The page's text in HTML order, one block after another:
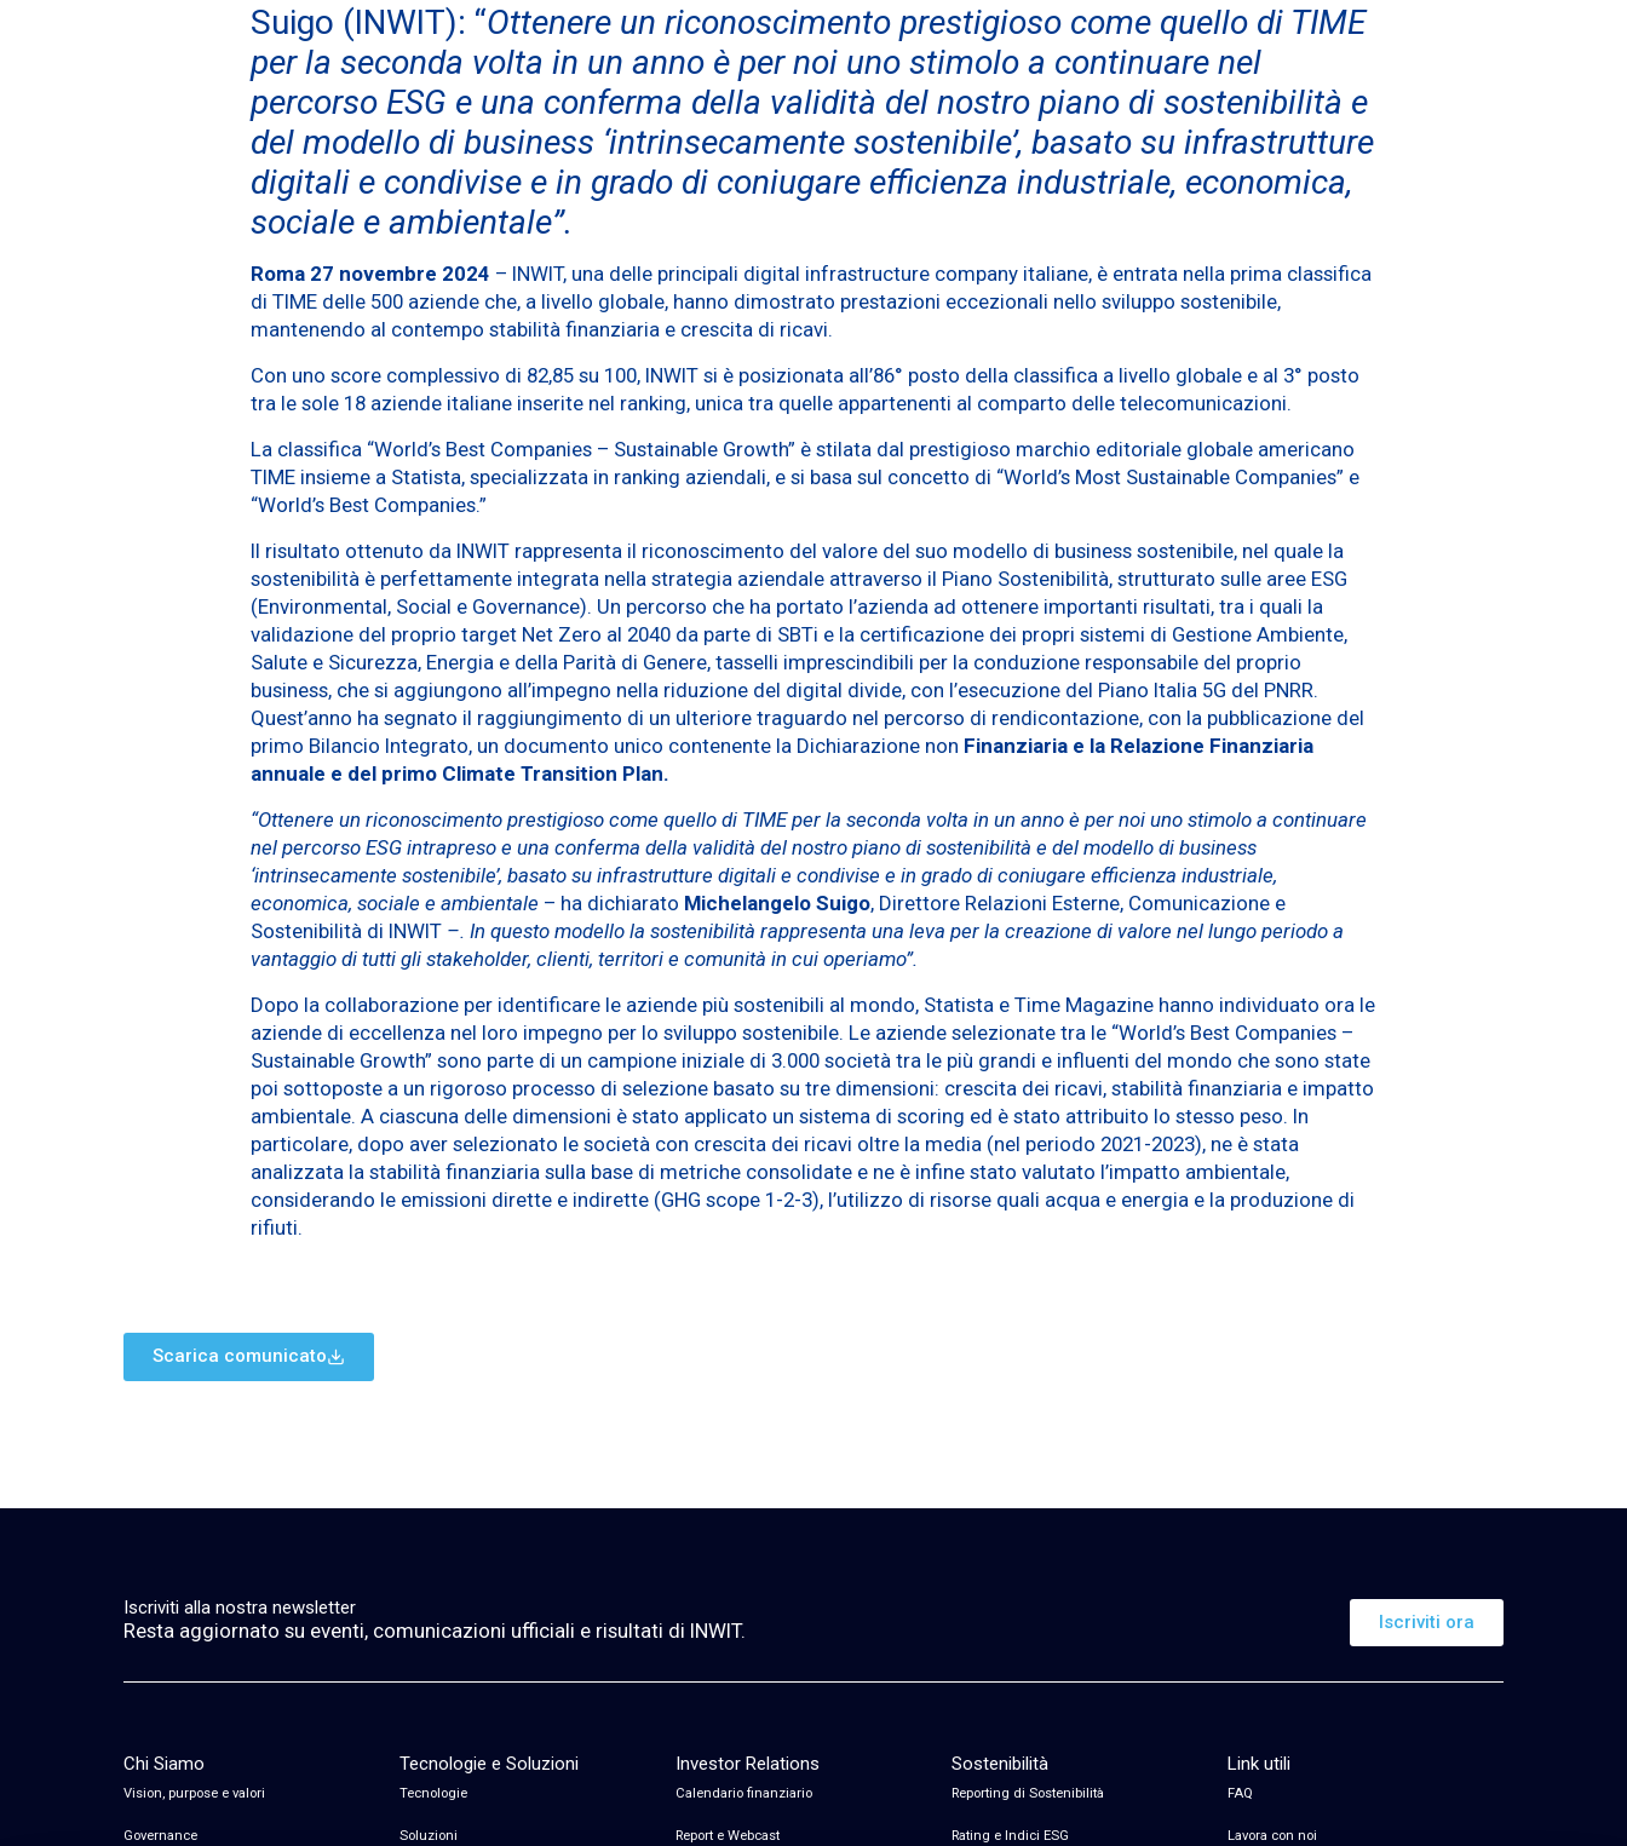
Suigo (INWIT): “Ottenere un riconoscimento prestigioso come quello di TIME
per la seconda volta in un anno è per noi uno stimolo a continuare nel
percorso ESG e una conferma della validità del nostro piano di sostenibilità e
del modello di business ‘intrinsecamente sostenibile’, basato su infrastrutture
digitali e condivise e in grado di coniugare efficienza industriale, economica,
sociale e ambientale”.
Roma 27 novembre 2024 – INWIT, una delle principali digital infrastructure company italiane, è entrata nella prima classifica
di TIME delle 500 aziende che, a livello globale, hanno dimostrato prestazioni eccezionali nello sviluppo sostenibile,
mantenendo al contempo stabilità finanziaria e crescita di ricavi.
Con uno score complessivo di 82,85 su 100, INWIT si è posizionata all’86° posto della classifica a livello globale e al 3° posto
tra le sole 18 aziende italiane inserite nel ranking, unica tra quelle appartenenti al comparto delle telecomunicazioni.
La classifica “World’s Best Companies – Sustainable Growth” è stilata dal prestigioso marchio editoriale globale americano
TIME insieme a Statista, specializzata in ranking aziendali, e si basa sul concetto di “World’s Most Sustainable Companies” e
“World’s Best Companies.”
Il risultato ottenuto da INWIT rappresenta il riconoscimento del valore del suo modello di business sostenibile, nel quale la
sostenibilità è perfettamente integrata nella strategia aziendale attraverso il Piano Sostenibilità, strutturato sulle aree ESG
(Environmental, Social e Governance). Un percorso che ha portato l’azienda ad ottenere importanti risultati, tra i quali la
validazione del proprio target Net Zero al 2040 da parte di SBTi e la certificazione dei propri sistemi di Gestione Ambiente,
Salute e Sicurezza, Energia e della Parità di Genere, tasselli imprescindibili per la conduzione responsabile del proprio
business, che si aggiungono all’impegno nella riduzione del digital divide, con l’esecuzione del Piano Italia 5G del PNRR.
Quest’anno ha segnato il raggiungimento di un ulteriore traguardo nel percorso di rendicontazione, con la pubblicazione del
primo Bilancio Integrato, un documento unico contenente la Dichiarazione non Finanziaria e la Relazione Finanziaria
annuale e del primo Climate Transition Plan.
“Ottenere un riconoscimento prestigioso come quello di TIME per la seconda volta in un anno è per noi uno stimolo a continuare
nel percorso ESG intrapreso e una conferma della validità del nostro piano di sostenibilità e del modello di business
‘intrinsecamente sostenibile’, basato su infrastrutture digitali e condivise e in grado di coniugare efficienza industriale,
economica, sociale e ambientale – ha dichiarato Michelangelo Suigo, Direttore Relazioni Esterne, Comunicazione e
Sostenibilità di INWIT –. In questo modello la sostenibilità rappresenta una leva per la creazione di valore nel lungo periodo a
vantaggio di tutti gli stakeholder, clienti, territori e comunità in cui operiamo”.
Dopo la collaborazione per identificare le aziende più sostenibili al mondo, Statista e Time Magazine hanno individuato ora le
aziende di eccellenza nel loro impegno per lo sviluppo sostenibile. Le aziende selezionate tra le “World’s Best Companies –
Sustainable Growth” sono parte di un campione iniziale di 3.000 società tra le più grandi e influenti del mondo che sono state
poi sottoposte a un rigoroso processo di selezione basato su tre dimensioni: crescita dei ricavi, stabilità finanziaria e impatto
ambientale. A ciascuna delle dimensioni è stato applicato un sistema di scoring ed è stato attribuito lo stesso peso. In
particolare, dopo aver selezionato le società con crescita dei ricavi oltre la media (nel periodo 2021-2023), ne è stata
analizzata la stabilità finanziaria sulla base di metriche consolidate e ne è infine stato valutato l’impatto ambientale,
considerando le emissioni dirette e indirette (GHG scope 1-2-3), l’utilizzo di risorse quali acqua e energia e la produzione di
rifiuti.
Scarica comunicato
Iscriviti alla nostra newsletter
Resta aggiornato su eventi, comunicazioni ufficiali e risultati di INWIT. Iscriviti ora
Chi Siamo
Vision, purpose e valori
Governance
Tecnologie e Soluzioni
Tecnologie
Soluzioni
Investor Relations
Calendario finanziario
Report e Webcast
Sostenibilità
Reporting di Sostenibilità
Rating e Indici ESG
Link utili
FAQ
Lavora con noi